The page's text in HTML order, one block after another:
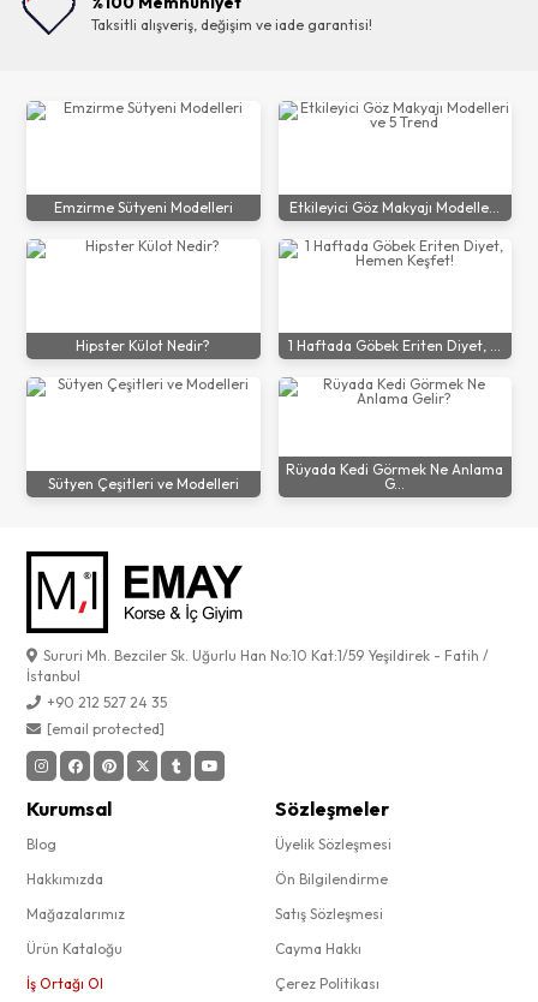
Taksitli alışveriş, değişim ve iade garantisi!
Emzirme Sütyeni Modelleri Etkileyici Göz Makyajı Modelle...
Hipster Külot Nedir? 1 Haftada Göbek Eriten Diyet, ...
Sütyen Çeşitleri ve Modelleri
Rüyada Kedi Görmek Ne Anlama
G...
Sururi Mh. Bezciler Sk. Uğurlu Han No:10 Kat:1/59 Yeşildirek - Fatih /
İstanbul
+90 212 527 24 35
[email protected]
Kurumsal
Blog
Hakkımızda
Mağazalarımız
Ürün Kataloğu
İş Ortağı Ol
Sözleşmeler
Üyelik Sözleşmesi
Ön Bilgilendirme
Satış Sözleşmesi
Cayma Hakkı
Çerez Politikası